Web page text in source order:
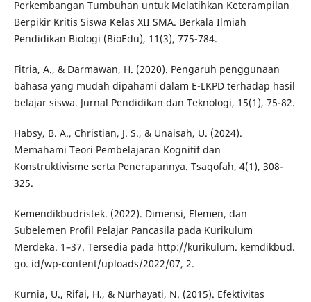
Perkembangan Tumbuhan untuk Melatihkan Keterampilan
Berpikir Kritis Siswa Kelas XII SMA. Berkala Ilmiah
Pendidikan Biologi (BioEdu), 11(3), 775-784.
Fitria, A., & Darmawan, H. (2020). Pengaruh penggunaan
bahasa yang mudah dipahami dalam E-LKPD terhadap hasil
belajar siswa. Jurnal Pendidikan dan Teknologi, 15(1), 75-82.
Habsy, B. A., Christian, J. S., & Unaisah, U. (2024).
Memahami Teori Pembelajaran Kognitif dan
Konstruktivisme serta Penerapannya. Tsaqofah, 4(1), 308-
325.
Kemendikbudristek. (2022). Dimensi, Elemen, dan
Subelemen Profil Pelajar Pancasila pada Kurikulum
Merdeka. 1–37. Tersedia pada http://kurikulum. kemdikbud.
go. id/wp-content/uploads/2022/07, 2.
Kurnia, U., Rifai, H., & Nurhayati, N. (2015). Efektivitas